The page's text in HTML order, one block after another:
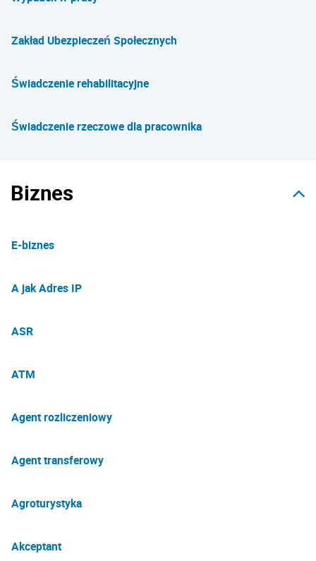
Zakład Ubezpieczeń Społecznych
Świadczenie rehabilitacyjne
Świadczenie rzeczowe dla pracownika
Biznes
E-biznes
A jak Adres IP
ASR
ATM
Agent rozliczeniowy
Agent transferowy
Agroturystyka
Akceptant